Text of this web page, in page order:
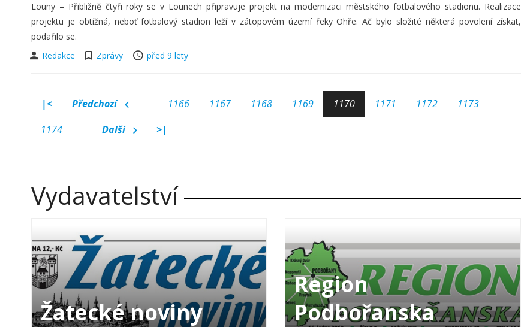
Louny – Přibližně čtyři roky se v Lounech připravuje projekt na modernizaci městského fotbalového stadionu. Realizace
projektu je obtížná, neboť fotbalový stadion leží v zátopovém území řeky Ohře. Ač bylo složité některá povolení získat,
podařilo se.
Redakce
Zprávy před 9 lety
|< Předchozí 1166 1167 1168 1169 1170 1171 1172
1173
1174
Další >|
Vydavatelství
Žatecké noviny
Region
Podbořanska